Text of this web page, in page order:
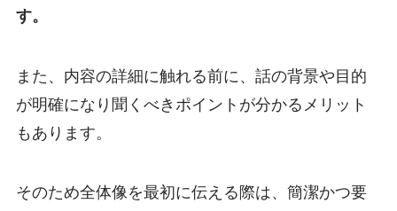
す。
また、内容の詳細に触れる前に、話の背景や目的
が明確になり聞くべきポイントが分かるメリット
もあります。
そのため全体像を最初に伝える際は、簡潔かつ要